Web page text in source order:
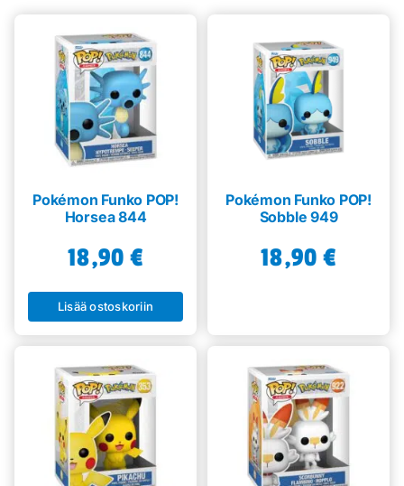
Pokémon Funko POP!
Horsea 844
18,90 €
Lisää ostoskoriin
Pokémon Funko POP!
Sobble 949
18,90 €